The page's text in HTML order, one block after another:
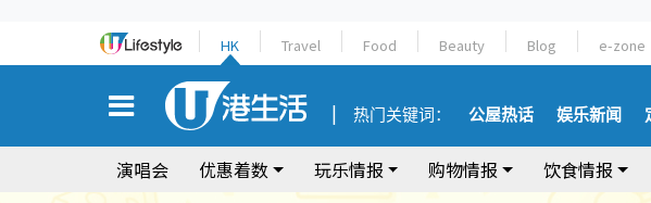
HK Travel Food Beauty Blog e-zone
热门关键词： 公屋热话 娱乐新闻
演唱会 优惠着数 玩乐情报 购物情报 饮食情报